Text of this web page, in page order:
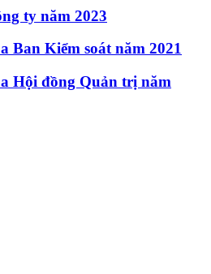
ty năm 2023
Ban Kiểm soát năm 2021
Hội đồng Quản trị năm